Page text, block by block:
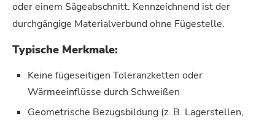
oder einem Sägeabschnitt. Kennzeichnend ist der
durchgängige Materialverbund ohne Fügestelle.
Typische Merkmale:
Keine fügeseitigen Toleranzketten oder
Wärmeeinflüsse durch Schweißen
Geometrische Bezugsbildung (z. B. Lagerstellen,